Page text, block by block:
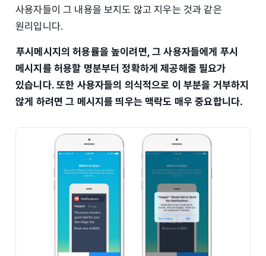
사용자들이 그 내용을 보지도 않고 지우는 것과 같은
원리입니다.
푸시메시지의 허용률을 높이려면, 그 사용자들에게 푸시
메시지를 허용할 명분부터 정확하게 제공해줄 필요가
있습니다. 또한 사용자들의 의식적으로 이 부분을 거부하지
않게 하려면 그 메시지를 띄우는 맥락도 매우 중요합니다.